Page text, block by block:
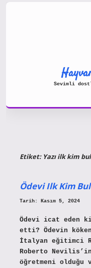
Sevimli
Etiket: Yazı ilk kim
Ödevi Ilk Kim
Tarih: Kasım 5, 2024
Ödevi icat eden
etti? Ödevin
İtalyan eğitimci
Roberto
öğretmeni olduğu